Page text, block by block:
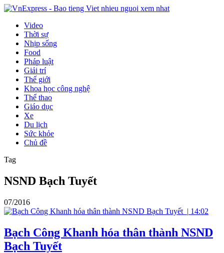
Video
Thời sự
Nhịp sống
Food
Pháp luật
Giải trí
Thế giới
Khoa học công nghệ
Thể thao
Giáo dục
Xe
Du lịch
Sức khỏe
Chủ đề
Tag
NSND Bạch Tuyết
07/2016
| 14:02
Bạch Công Khanh hóa thân thành NSND
Bạch Tuyết